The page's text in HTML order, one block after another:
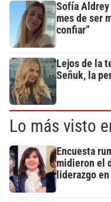
Sofía
mes de ser
confiar”
Lejos de la
Señuk, la
Lo más visto
Encuesta
midieron el
liderazgo